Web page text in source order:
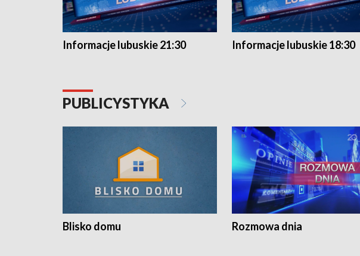
Informacje lubuskie 21:30 Informacje lubuskie 18:30
PUBLICYSTYKA
Blisko domu Rozmowa dnia